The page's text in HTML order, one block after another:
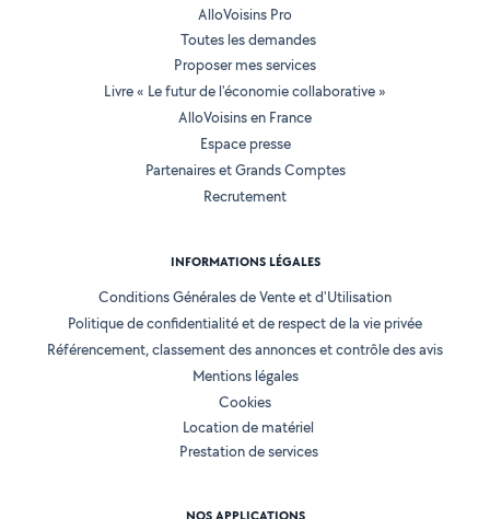
AlloVoisins Pro
Toutes les demandes
Proposer mes services
Livre « Le futur de l'économie collaborative »
AlloVoisins en France
Espace presse
Partenaires et Grands Comptes
Recrutement
INFORMATIONS LÉGALES
Conditions Générales de Vente et d'Utilisation
Politique de confidentialité et de respect de la vie privée
Référencement, classement des annonces et contrôle des avis
Mentions légales
Cookies
Location de matériel
Prestation de services